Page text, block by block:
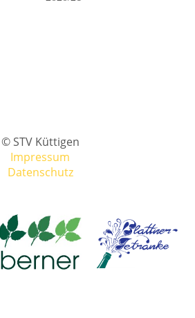
© STV Küttigen
Impressum
Datenschutz